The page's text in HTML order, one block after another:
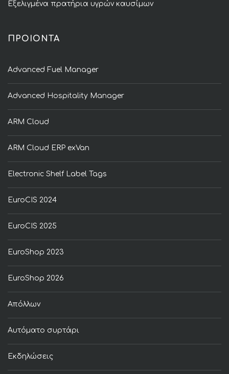
Εξελιγμένα πρατήρια υγρών καυσίμων
ΠΡΟΙΟΝΤΑ
Advanced Fuel Manager
Advanced Hospitality Manager
ARM Cloud
ARM Cloud ERP exVan
Electronic Shelf Label Tags
EuroCIS 2024
EuroCIS 2025
EuroShop 2023
EuroShop 2026
Απόλλων
Αυτόματο συρτάρι
Εκδηλώσεις